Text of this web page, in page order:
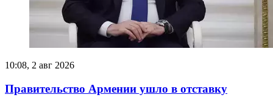
10:08, 2 авг 2026
Правительство Армении ушло в отставку